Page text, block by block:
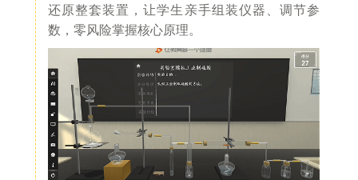
还原整套装置，让学生亲手组装仪器、调节参
数，零风险掌握核心原理。